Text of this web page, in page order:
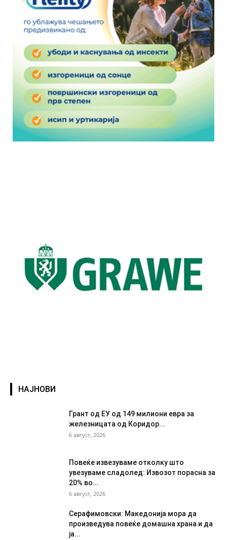
НАЈНОВИ
Грант од ЕУ од 149 милиони евра за
железницата од Коридор...
6 август, 2026
Повеќе извезуваме отколку што
увезуваме сладолед: Извозот порасна за
20% во...
6 август, 2026
Серафимовски: Македонија мора да
произведува повеќе домашна храна и да
ја...